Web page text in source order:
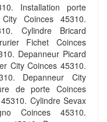
Installation porte
Coinces 45310.
Cylindre Bricard
Fichet Coinces
Depanneur Picard
City Coinces 45310.
Depanneur City
de porte Coinces
Cylindre Sevax
Coinces 45310.